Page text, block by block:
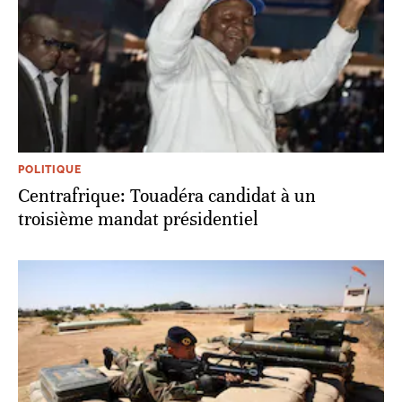
POLITIQUE
Centrafrique: Touadéra candidat à un
troisième mandat présidentiel